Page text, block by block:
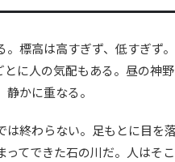
標高は高すぎず、低すぎず
とに人の気配もある。昼の神
かに重なる。
終わらない。足もとに目を
てできた石の川だ。人はそ